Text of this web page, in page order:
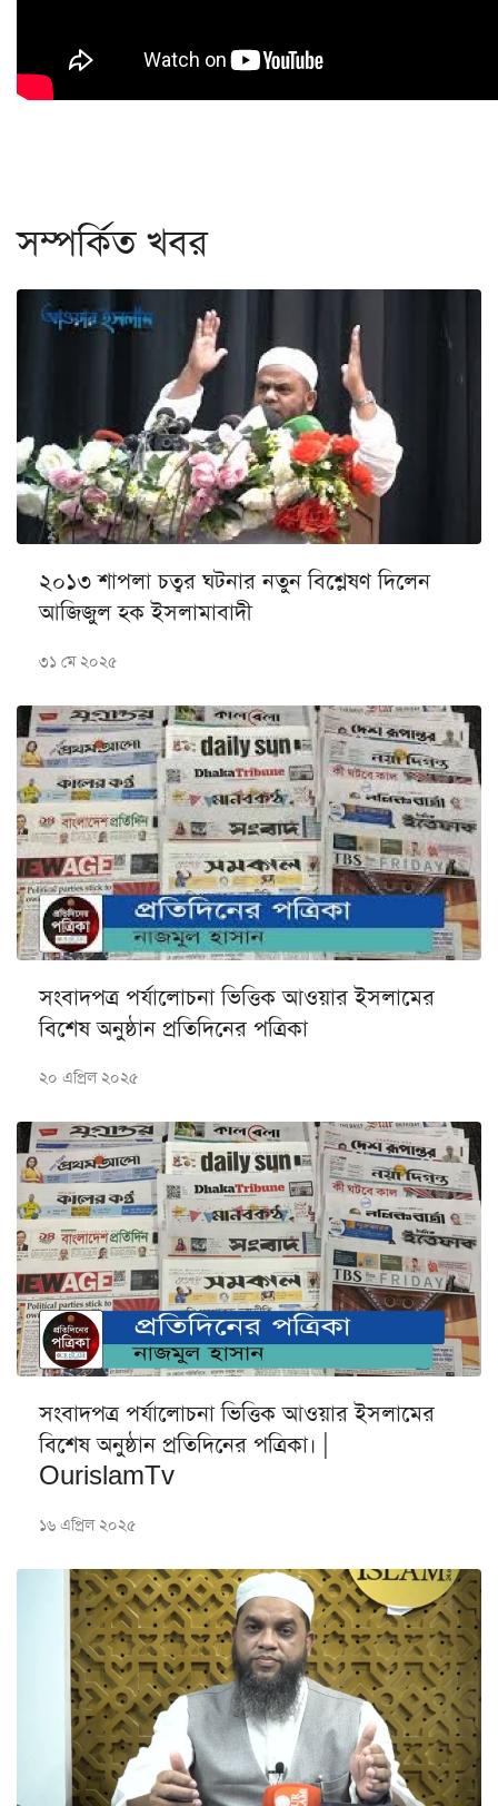
সম্পর্কিত খবর
২০১৩ শাপলা চত্বর ঘটনার নতুন বিশ্লেষণ দিলেন
আজিজুল হক ইসলামাবাদী
৩১ মে ২০২৫
সংবাদপত্র পর্যালোচনা ভিত্তিক আওয়ার ইসলামের
বিশেষ অনুষ্ঠান প্রতিদিনের পত্রিকা
২০ এপ্রিল ২০২৫
সংবাদপত্র পর্যালোচনা ভিত্তিক আওয়ার ইসলামের
বিশেষ অনুষ্ঠান প্রতিদিনের পত্রিকা। |
OurislamTv
১৬ এপ্রিল ২০২৫